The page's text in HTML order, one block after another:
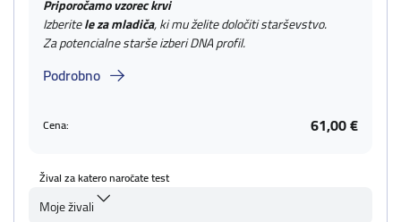
Priporočamo vzorec krvi
Izberitele za mladiča, ki mu želite določiti starševstvo.
Za potencialne starše izberi DNA profil.
Podrobno
Cena: 61,00 €
Žival za katero naročate test
Moje živali